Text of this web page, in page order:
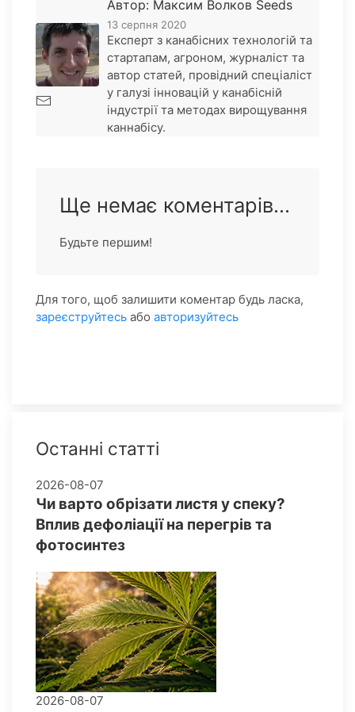
Автор: Максим Волков Seeds
13 серпня 2020
Експерт з канабісних технологій та
стартапам, агроном, журналіст та
автор статей, провідний спеціаліст
у галузі інновацій у канабісній
індустрії та методах вирощування
каннабісу.
Ще немає коментарів...
Будьте першим!
Для того, щоб залишити коментар будь ласка,
зареєструйтесь або авторизуйтесь
Останні статті
2026-08-07
Чи варто обрізати листя у спеку?
Вплив дефоліації на перегрів та
фотосинтез
2026-08-07